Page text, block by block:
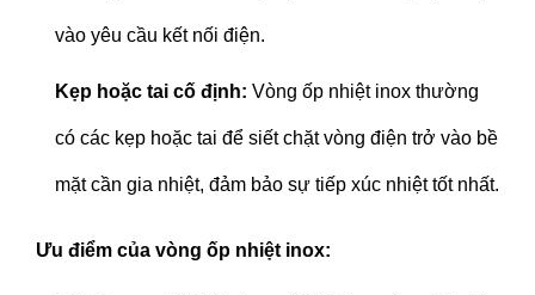
vào yêu cầu kết nối điện.
Kẹp hoặc tai cố định: Vòng ốp nhiệt inox thường
có các kẹp hoặc tai để siết chặt vòng điện trở vào bề
mặt cần gia nhiệt, đảm bảo sự tiếp xúc nhiệt tốt nhất.
Ưu điểm của vòng ốp nhiệt inox: